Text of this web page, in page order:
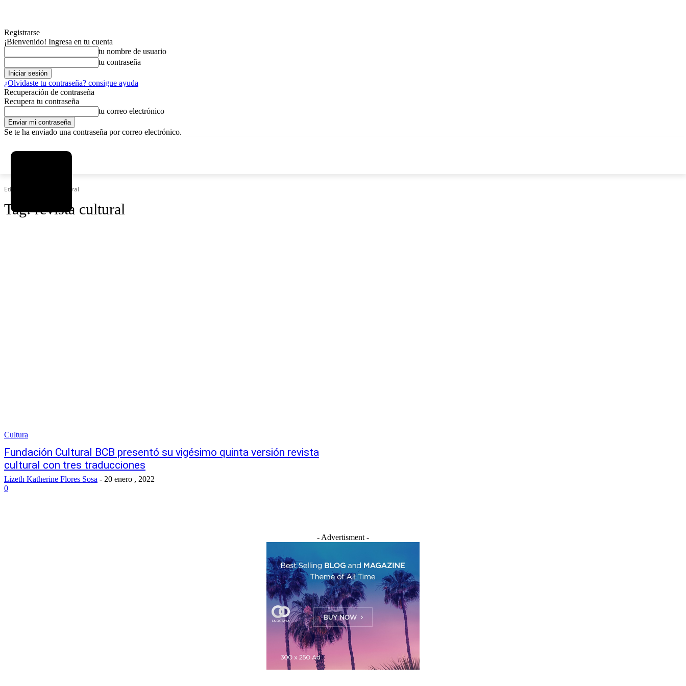
Registrarse
¡Bienvenido! Ingresa en tu cuenta
tu nombre de usuario
tu contraseña
¿Olvidaste tu contraseña? consigue ayuda
Recuperación de contraseña
Recupera tu contraseña
tu correo electrónico
Se te ha enviado una contraseña por correo electrónico.
Etiquetas Revista cultural
Tag:revista cultural
Cultura
Fundación Cultural BCB presentó su vigésimo quinta versión revista
cultural con tres traducciones
Lizeth Katherine Flores Sosa - 20 enero , 2022
0
- Advertisment -